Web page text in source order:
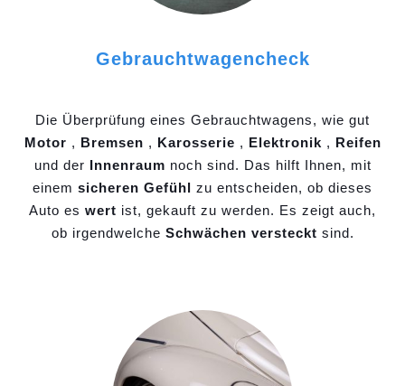
Gebrauchtwagencheck
Die Überprüfung eines Gebrauchtwagens, wie gut
Motor , Bremsen , Karosserie , Elektronik , Reifen
und der Innenraum noch sind. Das hilft Ihnen, mit
einem sicheren Gefühl zu entscheiden, ob dieses
Auto es wert ist, gekauft zu werden. Es zeigt auch,
ob irgendwelche Schwächen versteckt sind.